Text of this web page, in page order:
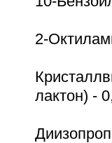
2-
лактон) -